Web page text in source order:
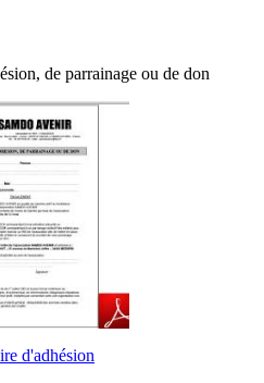
de parrainage ou de don
d'adhésion